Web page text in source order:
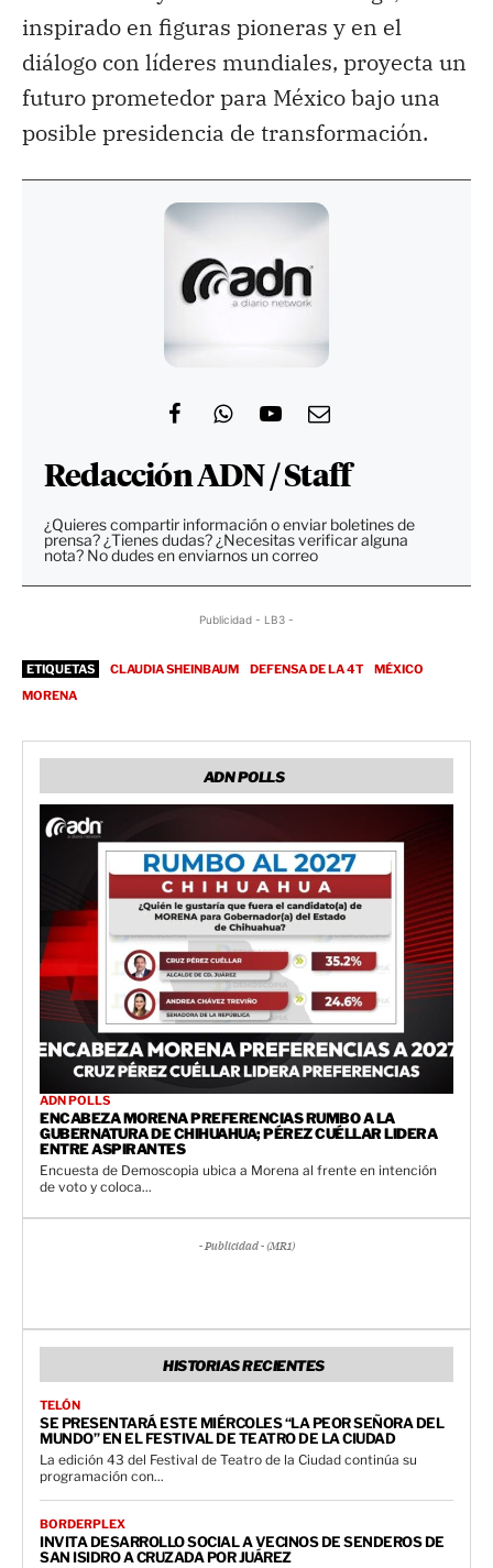
inspirado en figuras pioneras y en el
diálogo con líderes mundiales, proyecta un
futuro prometedor para México bajo una
posible presidencia de transformación.
Redacción ADN / Staff
¿Quieres compartir información o enviar boletines de
prensa? ¿Tienes dudas? ¿Necesitas verificar alguna
nota? No dudes en enviarnos un correo
Publicidad - LB3 -
ETIQUETAS CLAUDIA SHEINBAUM DEFENSA DE LA 4T
MÉXICO
MORENA
ADN POLLS
ADN POLLS
ENCABEZA MORENA PREFERENCIAS RUMBO A LA
GUBERNATURA DE CHIHUAHUA; PÉREZ CUÉLLAR LIDERA
ENTRE ASPIRANTES
Encuesta de Demoscopia ubica a Morena al frente en intención
de voto y coloca...
- Publicidad - (MR1)
HISTORIAS RECIENTES
TELÓN
SE PRESENTARÁ ESTE MIÉRCOLES “LA PEOR SEÑORA DEL
MUNDO” EN EL FESTIVAL DE TEATRO DE LA CIUDAD
La edición 43 del Festival de Teatro de la Ciudad continúa su
programación con...
BORDERPLEX
INVITA DESARROLLO SOCIAL A VECINOS DE SENDEROS DE
SAN ISIDRO A CRUZADA POR JUÁREZ